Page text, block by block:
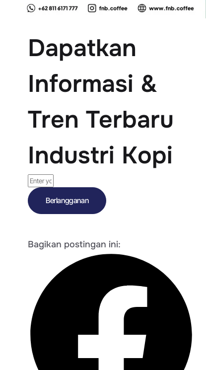
Dapatkan
Informasi &
Tren Terbaru
Industri Kopi
Berlangganan
Bagikan postingan ini: